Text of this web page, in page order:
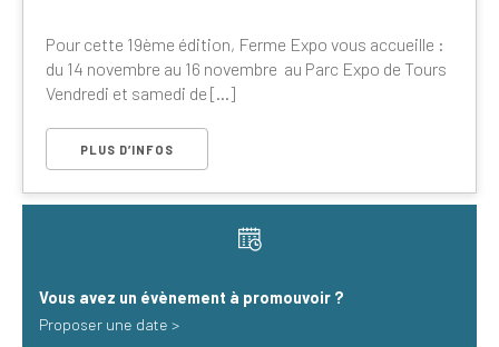
Pour cette 19ème édition, Ferme Expo vous accueille :
du 14 novembre au 16 novembre au Parc Expo de Tours
Vendredi et samedi de [...]
PLUS D’INFOS
Vous avez un évènement à promouvoir​ ?
Proposer une date >